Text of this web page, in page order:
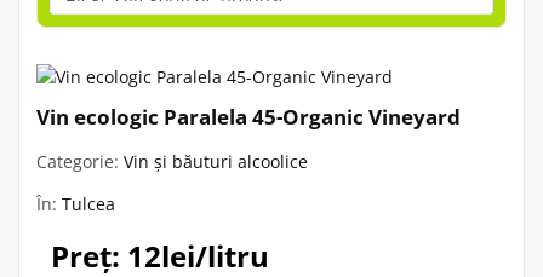
Vin ecologic Paralela 45-Organic Vineyard
Categorie: Vin și băuturi alcoolice
În: Tulcea
Preț: 12lei/litru